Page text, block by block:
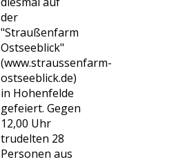
der
"Straußenfarm
Ostseeblick"
(www.straussenfarm-
ostseeblick.de)
in Hohenfelde
gefeiert. Gegen
12,00 Uhr
trudelten 28
Personen aus